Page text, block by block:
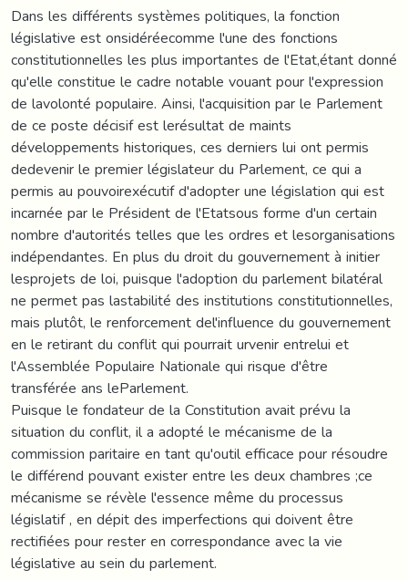
Dans les différents systèmes politiques, la fonction
législative est onsidéréecomme l'une des fonctions
constitutionnelles les plus importantes de l'Etat,étant donné
qu'elle constitue le cadre notable vouant pour l'expression
de lavolonté populaire. Ainsi, l'acquisition par le Parlement
de ce poste décisif est lerésultat de maints
développements historiques, ces derniers lui ont permis
dedevenir le premier législateur du Parlement, ce qui a
permis au pouvoirexécutif d'adopter une législation qui est
incarnée par le Président de l'Etatsous forme d'un certain
nombre d'autorités telles que les ordres et lesorganisations
indépendantes. En plus du droit du gouvernement à initier
lesprojets de loi, puisque l'adoption du parlement bilatéral
ne permet pas lastabilité des institutions constitutionnelles,
mais plutôt, le renforcement del'influence du gouvernement
en le retirant du conflit qui pourrait urvenir entrelui et
l'Assemblée Populaire Nationale qui risque d'être
transférée ans leParlement.
Puisque le fondateur de la Constitution avait prévu la
situation du conflit, il a adopté le mécanisme de la
commission paritaire en tant qu'outil efficace pour résoudre
le différend pouvant exister entre les deux chambres ;ce
mécanisme se révèle l'essence même du processus
législatif , en dépit des imperfections qui doivent être
rectifiées pour rester en correspondance avec la vie
législative au sein du parlement.